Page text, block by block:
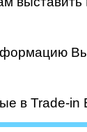
в Trade-in